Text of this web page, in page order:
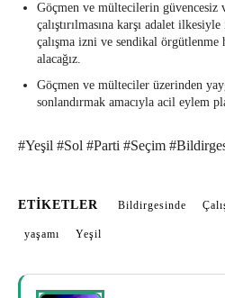
Göçmen ve mültecilerin güvencesiz
çalıştırılmasına karşı adalet
çalışma izni ve sendikal örgütlenme
alacağız.
Göçmen ve mülteciler üzerinden
sonlandırmak amacıyla acil eylem
#Yeşil #Sol #Parti #Seçim
ETIKETLER Bildirgesinde
yaşamı Yeşil